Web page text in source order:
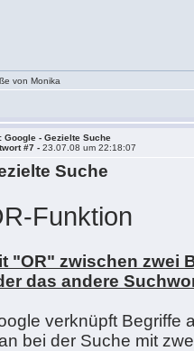
von Monika
Google - Gezielte Suche
#7 -23.07.08 um 22:18:07
Suche
Funktion
"OR" zwischen zwei
das andere
verknüpft Begriffe
bei der Suche mit